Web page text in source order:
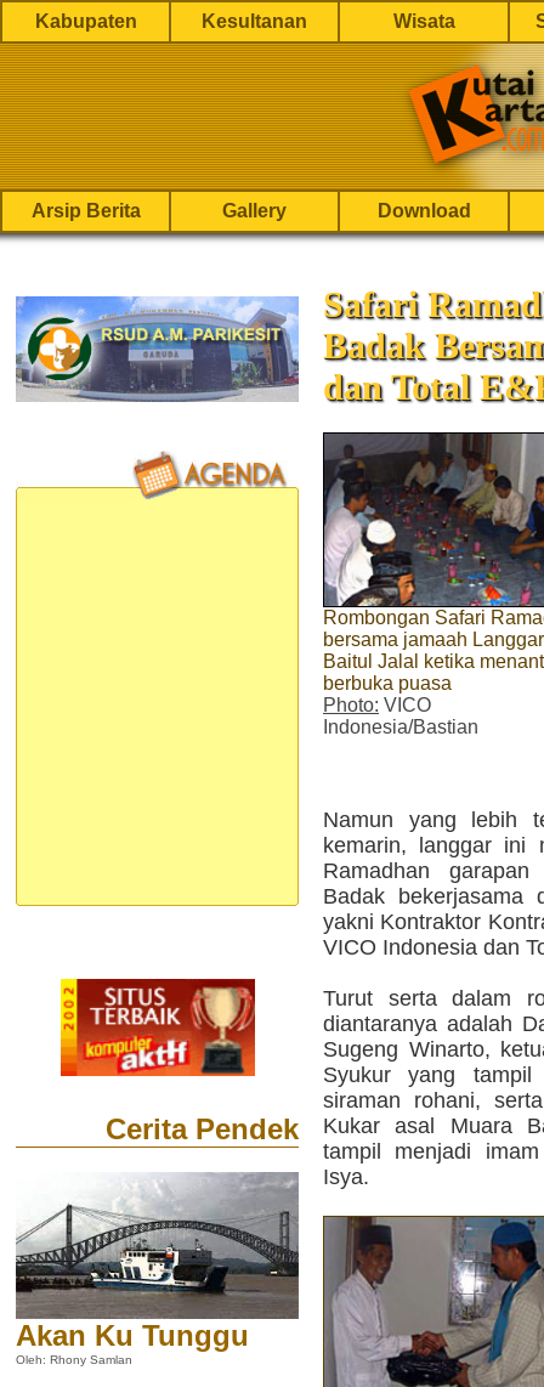
Kabupaten Kesultanan Wisata
Arsip Berita Gallery Download
Cerita Pendek
Akan Ku Tunggu
Oleh: Rhony Samlan
Safari
Badak
dan Total
Rombongan Safari
bersama jamaah Langgar
Baitul Jalal ketika
berbuka puasa
Photo: VICO
Indonesia/Bastian
Namun yang lebih
kemarin, langgar ini
Ramadhan
Badak bekerjasama
yakni Kontraktor
VICO Indonesia dan
Turut serta dalam
diantaranya adalah
Sugeng Winarto,
Syukur yang tampil
siraman rohani,
Kukar asal Muara
tampil menjadi
Isya.